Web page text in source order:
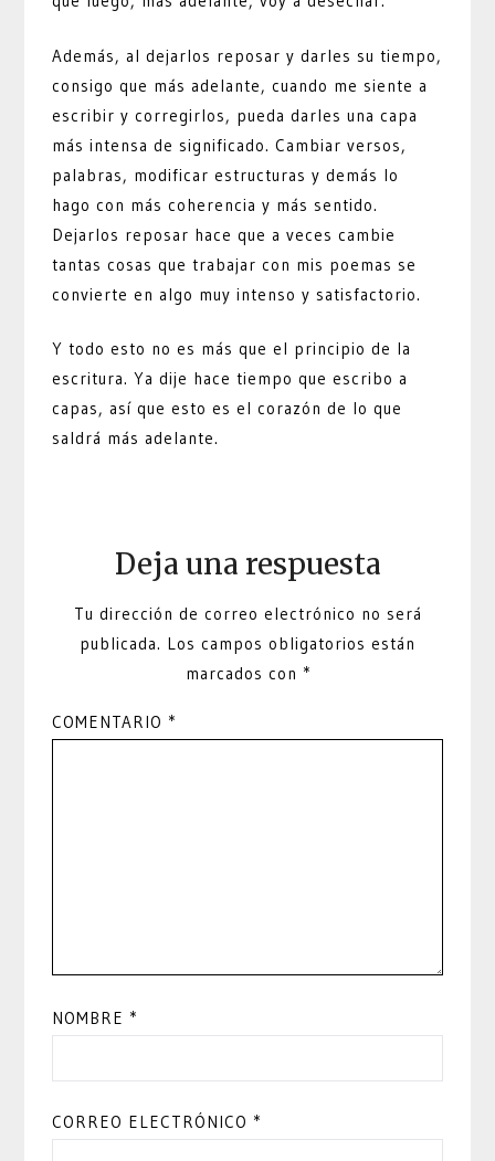
Además, al dejarlos reposar y darles su tiempo,
consigo que más adelante, cuando me siente a
escribir y corregirlos, pueda darles una capa
más intensa de significado. Cambiar versos,
palabras, modificar estructuras y demás lo
hago con más coherencia y más sentido.
Dejarlos reposar hace que a veces cambie
tantas cosas que trabajar con mis poemas se
convierte en algo muy intenso y satisfactorio.
Y todo esto no es más que el principio de la
escritura. Ya dije hace tiempo que escribo a
capas, así que esto es el corazón de lo que
saldrá más adelante.
Deja una respuesta
Tu dirección de correo electrónico no será
publicada. Los campos obligatorios están
marcados con *
COMENTARIO *
NOMBRE *
CORREO ELECTRÓNICO *